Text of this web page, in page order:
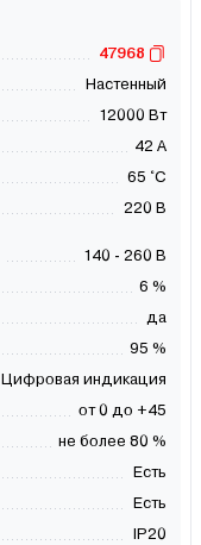
47968
Настенный
12000 Вт
42 А
65 °С
220 В
140 - 260 В
6 %
да
95 %
Цифровая индикация
от 0 до +45
не более 80 %
Есть
Есть
IP20